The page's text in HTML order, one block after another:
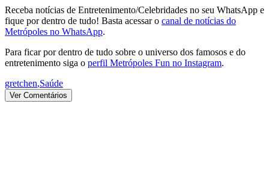
Receba notícias de Entretenimento/Celebridades no seu WhatsApp e
fique por dentro de tudo! Basta acessar o canal de notícias do
Metrópoles no WhatsApp.
Para ficar por dentro de tudo sobre o universo dos famosos e do
entretenimento siga o perfil Metrópoles Fun no Instagram.
gretchen,Saúde
Ver Comentários